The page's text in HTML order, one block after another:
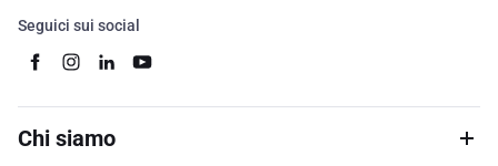
Seguici sui social
Chi siamo